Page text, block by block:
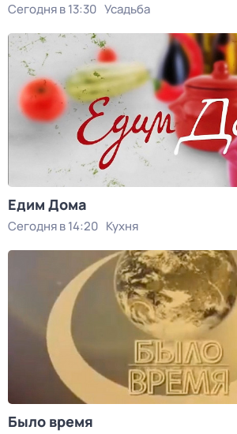
Сегодня в 13:30 Усадьба
Едим Дома
Сегодня в 14:20 Кухня
Было время